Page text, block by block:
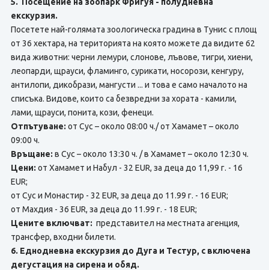
екскурзия.
Посетете най-голямата зоологическа градина в Тунис с площ
от 36 хектара, на територията на която можете да видите 62
вида животни: черни лемури, слонове, лъвове, тигри, хиени,
леопарди, щрауси, фламинго, сурикати, носорози, кенгуру,
антилопи, дикобрази, мангусти ... и това е само началото на
списъка. Видове, които са безвредни за хората - камили,
лами, щрауси, понита, кози, фенеци.
Отпътуване: от Сус – около 08:00 ч./ от Хамамет – около
09:00 ч.
Връщане: в Сус – около 13:30 ч. / в Хамамет – около 12:30 ч.
Цени: от Хамамет и Набул - 32 EUR, за деца до 11,99 г. - 16
EUR;
от Сус и Монастир - 32 EUR, за деца до 11.99 г. - 16 EUR;
от Махдия - 36 EUR, за деца до 11.99 г. - 18 EUR;
Цените включват: представител на местната агенция,
трансфер, входни билети.
6. Еднодневна екскурзия до Дуга и Тестур, с включена
дегустация на сирена и обяд.